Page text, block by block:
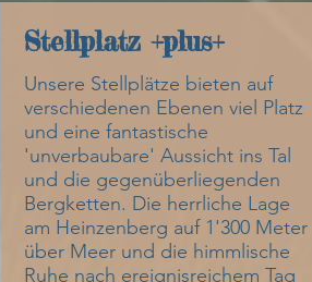
Stellplatz +plus+
Unsere Stellplätze bieten auf
verschiedenen Ebenen viel Platz
und eine fantastische
'unverbaubare' Aussicht ins Tal
und die gegenüberliegenden
Bergketten. Die herrliche Lage
am Heinzenberg auf 1'300 Meter
über Meer und die himmlische
Ruhe nach ereignisreichem Tag